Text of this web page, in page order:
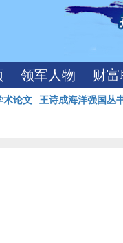
领军人物 财富
术论文 王诗成海洋强国丛